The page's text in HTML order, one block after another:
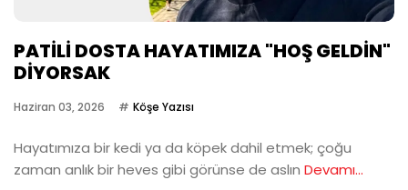
PATİLİ DOSTA HAYATIMIZA "HOŞ GELDİN"
DİYORSAK
Haziran 03, 2026 Köşe Yazısı
Hayatımıza bir kedi ya da köpek dahil etmek; çoğu
zaman anlık bir heves gibi görünse de aslın Devamı...